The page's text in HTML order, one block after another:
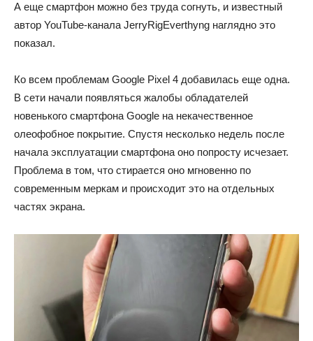
А еще смартфон можно без труда согнуть, и известный
автор YouTube-канала JerryRigEverthyng наглядно это
показал.
Ко всем проблемам Google Pixel 4 добавилась еще одна.
В сети начали появляться жалобы обладателей
новенького смартфона Google на некачественное
олеофобное покрытие. Спустя несколько недель после
начала эксплуатации смартфона оно попросту исчезает.
Проблема в том, что стирается оно мгновенно по
современным меркам и происходит это на отдельных
частях экрана.